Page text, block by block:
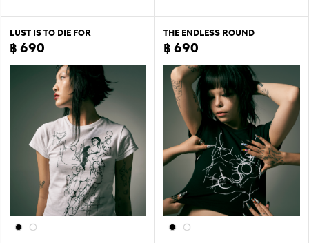
LUST IS TO DIE FOR
฿ 690
THE ENDLESS ROUND
฿ 690